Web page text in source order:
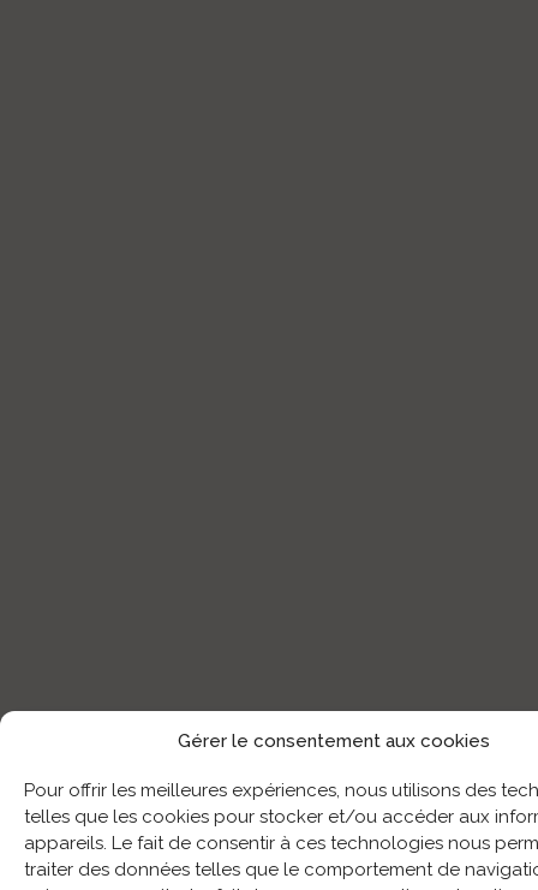
Gérer le consentement aux cookies
Pour offrir les meilleures expériences, nous utilisons des
telles que les cookies pour stocker et/ou accéder aux
appareils. Le fait de consentir à ces technologies nous
traiter des données telles que le comportement de